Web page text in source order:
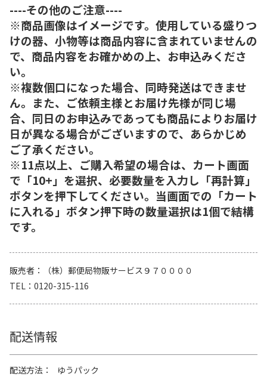
----その他のご注意----
※商品画像はイメージです。使用している盛りつ
けの器、小物等は商品内容に含まれていませんの
で、商品内容をお確かめの上、お申込みくださ
い。
※複数個口になった場合、同時発送はできませ
ん。また、ご依頼主様とお届け先様が同じ場
合、同日のお申込みであっても商品によりお届け
日が異なる場合がございますので、あらかじめ
ご了承ください。
※11点以上、ご購入希望の場合は、カート画面
で「10+」を選択、必要数量を入力し「再計算」
ボタンを押下してください。当画面での「カート
に入れる」ボタン押下時の数量選択は1個で結構
です。
販売者
（株）郵便局物販サービス９７００００
TEL
0120-315-116
配送情報
配送方法
ゆうパック